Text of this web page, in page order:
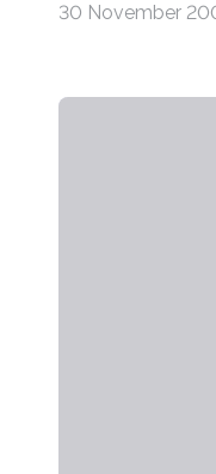
30 November